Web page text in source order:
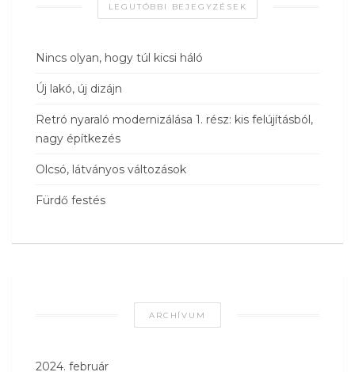
LEGUTÓBBI BEJEGYZÉSEK
Nincs olyan, hogy túl kicsi háló
Új lakó, új dizájn
Retró nyaraló modernizálása 1. rész: kis felújításból,
nagy építkezés
Olcsó, látványos változások
Fürdő festés
ARCHÍVUM
2024. február